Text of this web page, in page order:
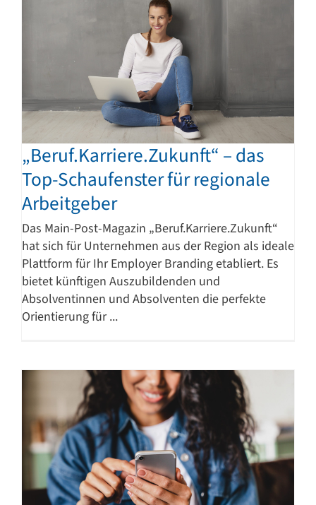
„Beruf.Karriere.Zukunft“ – das
Top-Schaufenster für regionale
Arbeitgeber
Das Main-Post-Magazin „Beruf.Karriere.Zukunft“
hat sich für Unternehmen aus der Region als ideale
Plattform für Ihr Employer Branding etabliert. Es
bietet künftigen Auszubildenden und
Absolventinnen und Absolventen die perfekte
Orientierung für ...